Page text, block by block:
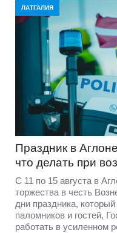
ЛАТГАЛИЯ
Праздник в
что делать при
С 11 по 15 августа в
торжества в честь
дни праздника,
паломников и гостей,
работать в усиленном